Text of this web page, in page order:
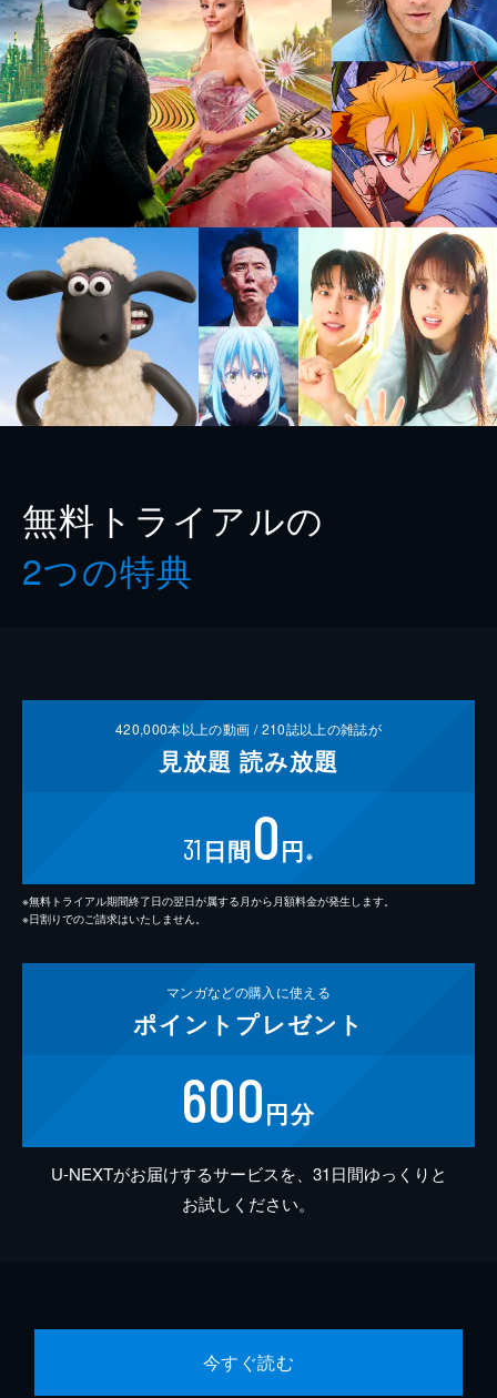
無料トライアルの
2つの特典
420,000本以上の動画 /210誌以上の雑誌が
見放題 読み放題
31 日間0円 ※
※無料トライアル期間終了日の翌日が属する月から月額料金が発生します。
※日割りでのご請求はいたしません。
マンガなどの購入に使える
ポイント プレゼント
600円分
U-NEXTがお届けするサービスを、31日間ゆっくりと
お試しください。
今すぐ読む